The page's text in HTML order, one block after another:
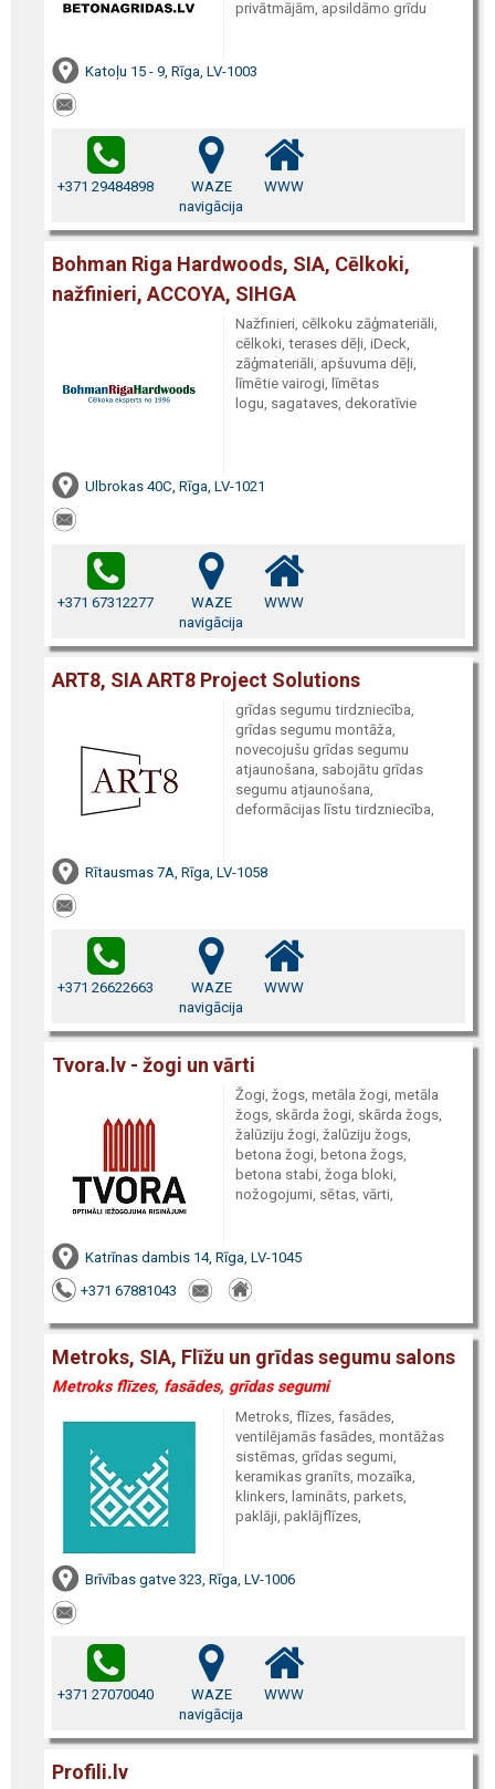
privātmājām, apsildāmo grīdu
Katoļu 15 - 9, Rīga, LV-1003
+371 29484898
WAZE
navigācija
WWW
Bohman Riga Hardwoods, SIA, Cēlkoki,
nažfinieri, ACCOYA, SIHGA
Nažfinieri, cēlkoku zāģmateriāli,
cēlkoki, terases dēļi, iDeck,
zāģmateriāli, apšuvuma dēļi,
līmētie vairogi, līmētas
logu, sagataves, dekoratīvie
Ulbrokas 40C, Rīga, LV-1021
+371 67312277
WAZE
navigācija
WWW
ART8, SIA ART8 Project Solutions
grīdas segumu tirdzniecība,
grīdas segumu montāža,
novecojušu grīdas segumu
atjaunošana, sabojātu grīdas
segumu atjaunošana,
deformācijas līstu tirdzniecība,
Rītausmas 7A, Rīga, LV-1058
+371 26622663
WAZE
navigācija
WWW
Tvora.lv - žogi un vārti
Žogi, žogs, metāla žogi, metāla
žogs, skārda žogi, skārda žogs,
žalūziju žogi, žalūziju žogs,
betona žogi, betona žogs,
betona stabi, žoga bloki,
nožogojumi, sētas, vārti,
Katrīnas dambis 14, Rīga, LV-1045
+371 67881043
Metroks, SIA, Flīžu un grīdas segumu salons
Metroks flīzes, fasādes, grīdas segumi
Metroks, flīzes, fasādes,
ventilējamās fasādes, montāžas
sistēmas, grīdas segumi,
keramikas granīts, mozaīka,
klinkers, lamināts, parkets,
paklāji, paklājflīzes,
Brīvības gatve 323, Rīga, LV-1006
+371 27070040
WAZE
navigācija
WWW
Profili.lv